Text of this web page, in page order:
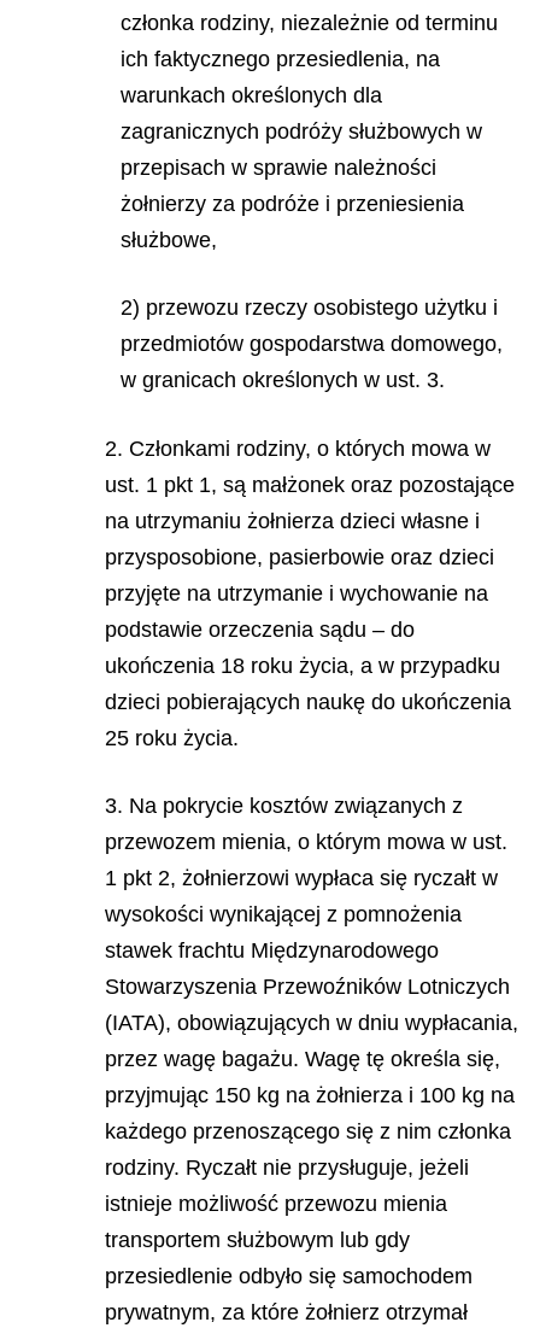
członka rodziny, niezależnie od terminu
ich faktycznego przesiedlenia, na
warunkach określonych dla
zagranicznych podróży służbowych w
przepisach w sprawie należności
żołnierzy za podróże i przeniesienia
służbowe,
2) przewozu rzeczy osobistego użytku i
przedmiotów gospodarstwa domowego,
w granicach określonych w ust. 3.
2. Członkami rodziny, o których mowa w
ust. 1 pkt 1, są małżonek oraz pozostające
na utrzymaniu żołnierza dzieci własne i
przysposobione, pasierbowie oraz dzieci
przyjęte na utrzymanie i wychowanie na
podstawie orzeczenia sądu – do
ukończenia 18 roku życia, a w przypadku
dzieci pobierających naukę do ukończenia
25 roku życia.
3. Na pokrycie kosztów związanych z
przewozem mienia, o którym mowa w ust.
1 pkt 2, żołnierzowi wypłaca się ryczałt w
wysokości wynikającej z pomnożenia
stawek frachtu Międzynarodowego
Stowarzyszenia Przewoźników Lotniczych
(IATA), obowiązujących w dniu wypłacania,
przez wagę bagażu. Wagę tę określa się,
przyjmując 150 kg na żołnierza i 100 kg na
każdego przenoszącego się z nim członka
rodziny. Ryczałt nie przysługuje, jeżeli
istnieje możliwość przewozu mienia
transportem służbowym lub gdy
przesiedlenie odbyło się samochodem
prywatnym, za które żołnierz otrzymał